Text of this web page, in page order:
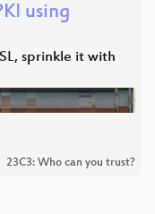
using
sprinkle it with
23C3: Who can you trust?